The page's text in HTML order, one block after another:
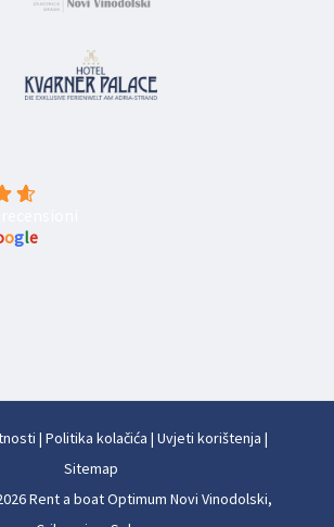
ogle
| Politika kolačića | Uvjeti korištenja |
Sitemap
Rent a boat Optimum Novi Vinodolski,